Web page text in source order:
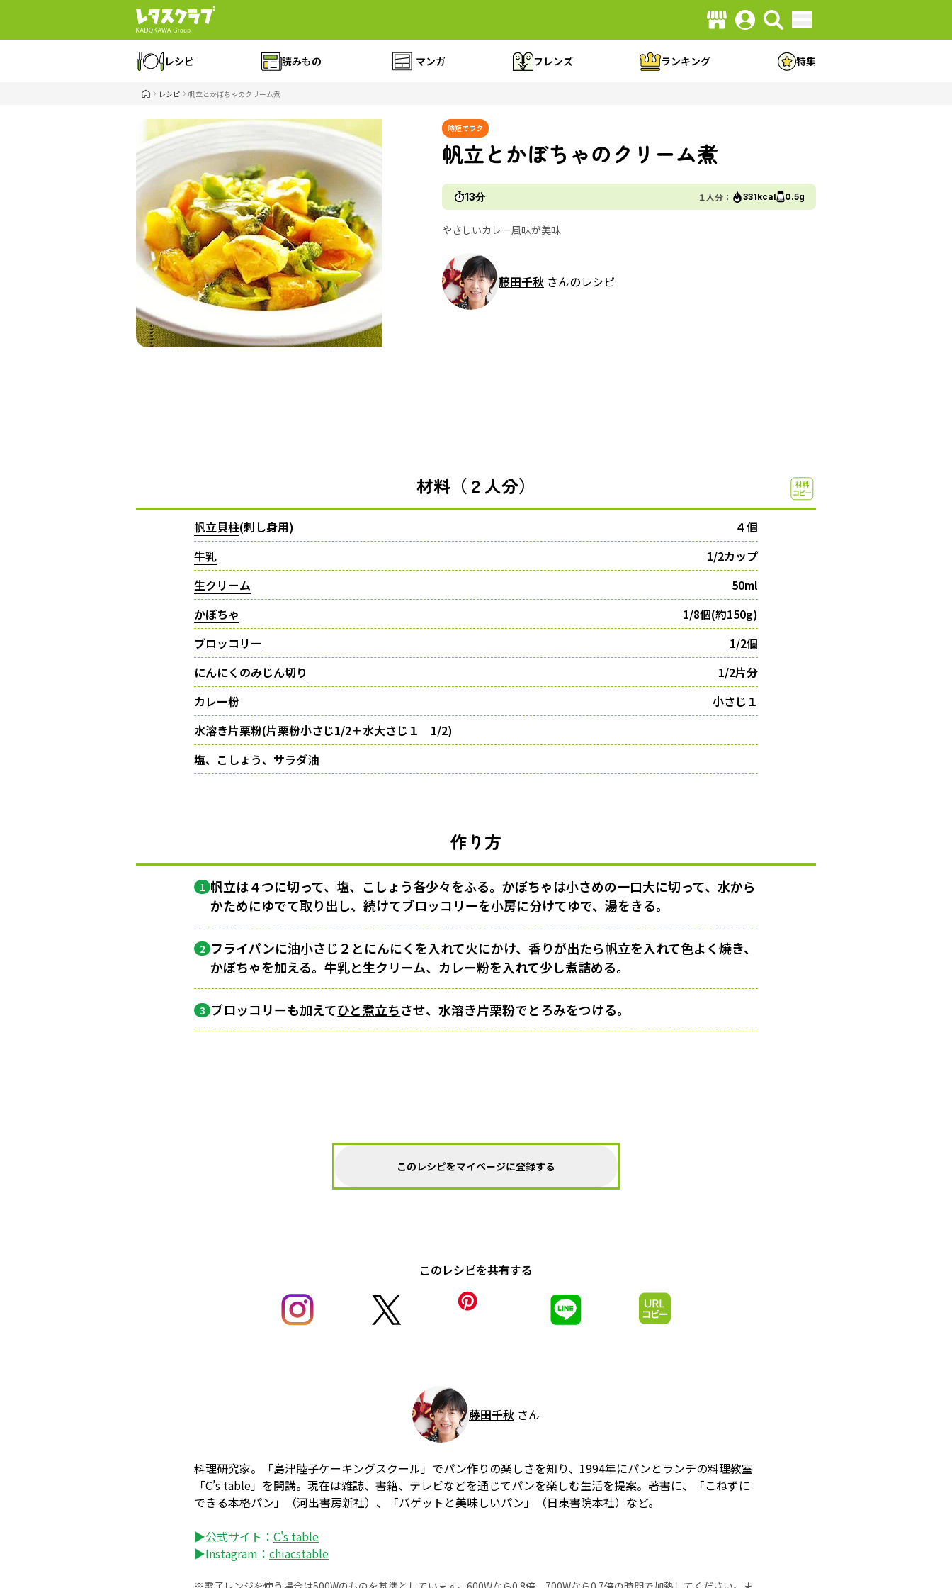
レシピ 読みもの マンガ フレンズ ランキング 特集
レシピ 帆立とかぼちゃのクリーム煮
時短でラク
帆立とかぼちゃのクリーム煮
13分 １人分： 331kcal 0.5g
やさしいカレー風味が美味
藤田千秋 さんのレシピ
材料（２人分）
帆立貝柱(刺し身用)
４個
牛乳
1/2カップ
生クリーム
50ml
かぼちゃ
1/8個(約150g)
ブロッコリー
1/2個
にんにくのみじん切り
1/2片分
カレー粉
小さじ１
水溶き片栗粉(片栗粉小さじ1/2＋水大さじ１ 1/2)
塩、こしょう、サラダ油
作り方
1 帆立は４つに切って、塩、こしょう各少々をふる。かぼちゃは小さめの一口大に切って、水から
かためにゆでて取り出し、続けてブロッコリーを小房に分けてゆで、湯をきる。
2 フライパンに油小さじ２とにんにくを入れて火にかけ、香りが出たら帆立を入れて色よく焼き、
かぼちゃを加える。牛乳と生クリーム、カレー粉を入れて少し煮詰める。
3 ブロッコリーも加えてひと煮立ちさせ、水溶き片栗粉でとろみをつける。
このレシピをマイページに登録する
このレシピを共有する
藤田千秋 さん
料理研究家。「島津睦子ケーキングスクール」でパン作りの楽しさを知り、1994年にパンとランチの料理教室
「C’s table」を開講。現在は雑誌、書籍、テレビなどを通じてパンを楽しむ生活を提案。著書に、「こねずに
できる本格パン」（河出書房新社）、「バゲットと美味しいパン」（日東書院本社）など。
▶公式サイト： C's table
▶Instagram： chiacstable